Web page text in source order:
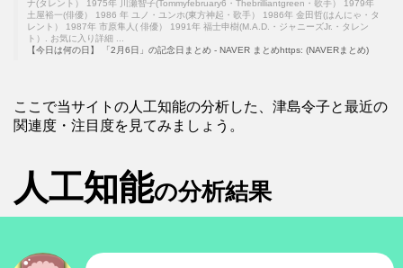
ナ(タレント） 1975年 川瀬智子(Tommyfebruary6・Thebrilliantgreen・歌手） 1979年
土屋裕一(俳優） 1986 年 ユノ・ユンホ(東方神起・歌手） 1986年 金田哲(はんにゃ・タ
レント） 1987年 市原隼人( 俳優） 1991年 福士申樹(M.A.D.・ジャニーズJr.・タレン
ト）. お気に入り詳細 ...
【今日は何の日】 「2月6日」の記念日まとめ - NAVER まとめhttps: (NAVERまとめ)
ここで当サイトの人工知能の分析した、津島令子と最近の
関連度・注目度を見てみましょう。
人工知能の分析結果